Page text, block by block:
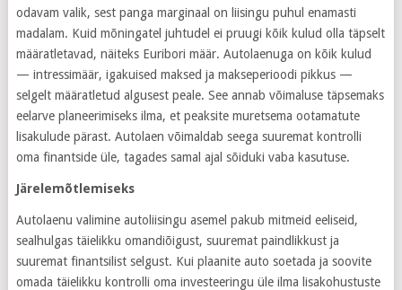
odavam valik, sest panga marginaal on liisingu puhul enamasti
madalam. Kuid mõningatel juhtudel ei pruugi kõik kulud olla täpselt
määratletavad, näiteks Euribori määr. Autolaenuga on kõik kulud
— intressimäär, igakuised maksed ja makseperioodi pikkus —
selgelt määratletud algusest peale. See annab võimaluse täpsemaks
eelarve planeerimiseks ilma, et peaksite muretsema ootamatute
lisakulude pärast. Autolaen võimaldab seega suuremat kontrolli
oma finantside üle, tagades samal ajal sõiduki vaba kasutuse.
Järelemõtlemiseks
Autolaenu valimine autoliisingu asemel pakub mitmeid eeliseid,
sealhulgas täielikku omandiõigust, suuremat paindlikkust ja
suuremat finantsilist selgust. Kui plaanite auto soetada ja soovite
omada täielikku kontrolli oma investeeringu üle ilma lisakohustuste